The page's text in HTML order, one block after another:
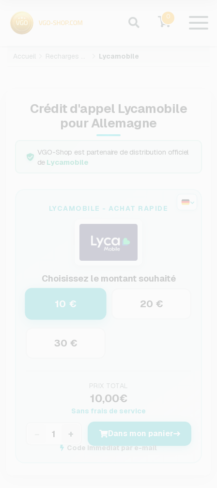
0
Accueil Recharges mobiles Lycamobile
Crédit d'appel Lycamobile
pour Allemagne
VGO-Shop est partenaire de distribution officiel
de Lycamobile
LYCAMOBILE - ACHAT RAPIDE
Choisissez le montant souhaité
10 € 20 €
30 €
PRIX TOTAL
10,00€
Sans frais de service
+ Dans mon panier
Code immédiat par e-mail